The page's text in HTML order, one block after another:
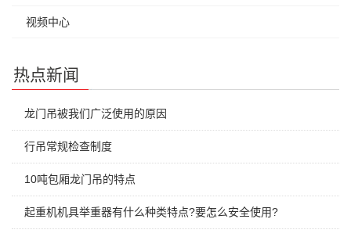
视频中心
热点新闻
龙门吊被我们广泛使用的原因
行吊常规检查制度
10吨包厢龙门吊的特点
起重机机具举重器有什么种类特点?要怎么安全使用?